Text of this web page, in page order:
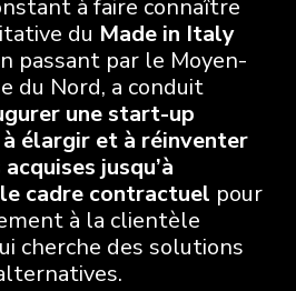
à faire connaître
du Made in Italy
passant par le Moyen-
du Nord, a conduit
une start-up
élargir et à réinventer
jusqu’à
le cadre contractuel pour
à la clientèle
cherche des solutions